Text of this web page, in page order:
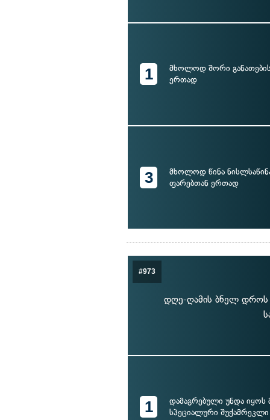
1
მხოლოდ შორი
ერთად
3
მხოლოდ წინა
ფარებთან ერთად
#973
დღე-ღამის ბნელ დროს
1
დამაგრებული უნდა
სპეციალური